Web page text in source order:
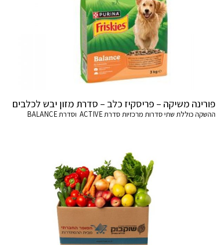
פורינה משיקה – פריסקיז כלב – סדרת מזון יבש לכלבים
ההשקה כוללת שתי סדרות מרכזיות סדרת ACTIVE וסדרת BALANCE